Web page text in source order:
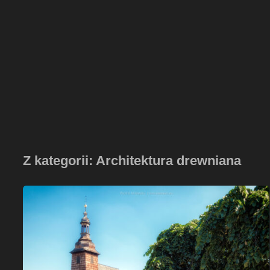
Z kategorii: Architektura drewniana
Kościół
św.
Dobrodzieniu